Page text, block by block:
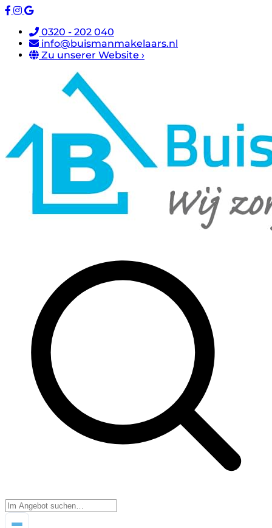
0320 - 202 040
info@buismanmakelaars.nl
Zu unserer Website ›